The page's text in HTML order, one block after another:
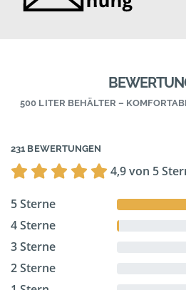
500 LITER BEHÄLTER –
231 BEWERTUNGEN
4,9 von 5
5 Sterne
4 Sterne
3 Sterne
2 Sterne